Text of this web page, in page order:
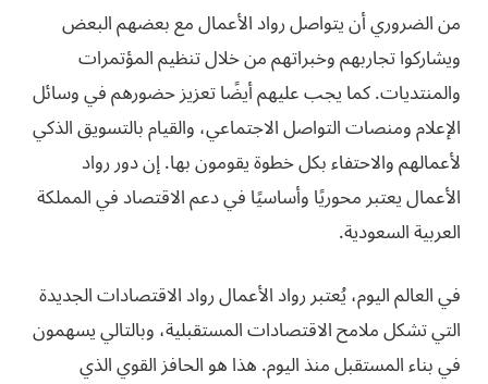
من الضروري أن يتواصل رواد الأعمال مع بعضهم البعض
ويشاركوا تجاربهم وخبراتهم من خلال تنظيم المؤتمرات
والمنتديات. كما يجب عليهم أيضًا تعزيز حضورهم في وسائل
الإعلام ومنصات التواصل الاجتماعي، والقيام بالتسويق الذكي
لأعمالهم والاحتفاء بكل خطوة يقومون بها. إن دور رواد
الأعمال يعتبر محوريًا وأساسيًا في دعم الاقتصاد في المملكة
العربية السعودية.
في العالم اليوم، يُعتبر رواد الأعمال رواد الاقتصادات الجديدة
التي تشكل ملامح الاقتصادات المستقبلية، وبالتالي يسهمون
في بناء المستقبل منذ اليوم. هذا هو الحافز القوي الذي